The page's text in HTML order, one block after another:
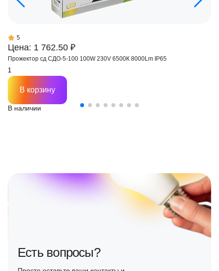
Цена: 1 762.50 ₽
5
Прожектор сд СДО-5-100 100W 230V 6500К 8000Lm IP65
В наличии
В корзину
Есть вопросы?